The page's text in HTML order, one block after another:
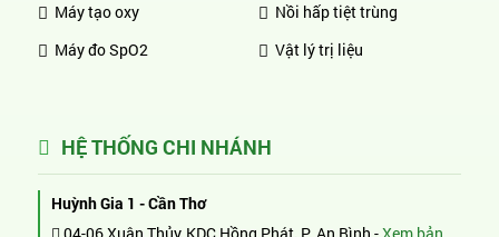
Máy tạo oxy
Máy đo SpO2
Nồi hấp tiệt trùng
Vật lý trị liệu
HỆ THỐNG CHI NHÁNH
Huỳnh Gia 1 - Cần Thơ